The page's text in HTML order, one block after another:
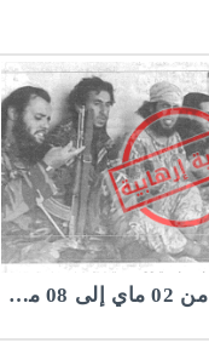
التقرير الأسبوعي من 02 ماي إلى 08 ماي 2016 | مرصد الأخلاقيات المهنية